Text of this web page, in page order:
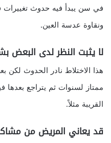
في سن يبدأ فيه حدوث تغييرات
ونقاوة عدسة العين.
لا يثبت النظر لدى البعض
هذا الاختلاط نادر الحدوث
ممتاز لسنوات ثم يتراجع بعدها
القريبة مثلاً.
قد يعاني المريض من